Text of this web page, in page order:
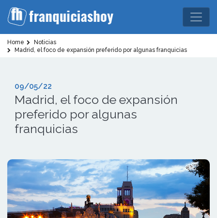
Home
Noticias
Madrid, el foco de expansión preferido por algunas franquicias
09/05/22
Madrid, el foco de expansión
preferido por algunas
franquicias